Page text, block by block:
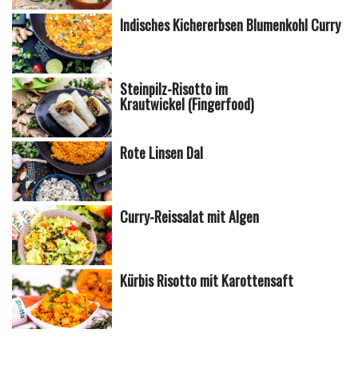
Indisches Kichererbsen Blumenkohl Curry
Steinpilz-Risotto im
Krautwickel (Fingerfood)
Rote Linsen Dal
Curry-Reissalat mit Algen
Kürbis Risotto mit Karottensaft